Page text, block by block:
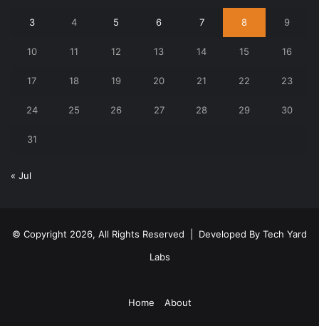
3 4 5 6 7 8 9
10 11 12 13 14 15 16
17 18 19 20 21 22 23
24 25 26 27 28 29 30
31
« Jul
© Copyright 2026, All Rights Reserved | Developed By Tech Yard
Labs
Home About